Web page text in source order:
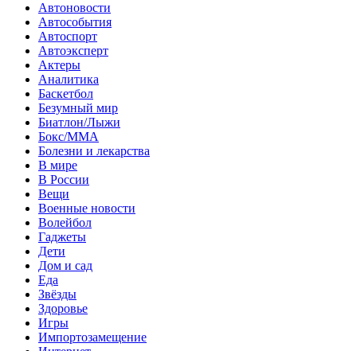
Автоновости
Автособытия
Автоспорт
Автоэксперт
Актеры
Аналитика
Баскетбол
Безумный мир
Биатлон/Лыжи
Бокс/MMA
Болезни и лекарства
В мире
В России
Вещи
Военные новости
Волейбол
Гаджеты
Дети
Дом и сад
Еда
Звёзды
Здоровье
Игры
Импортозамещение